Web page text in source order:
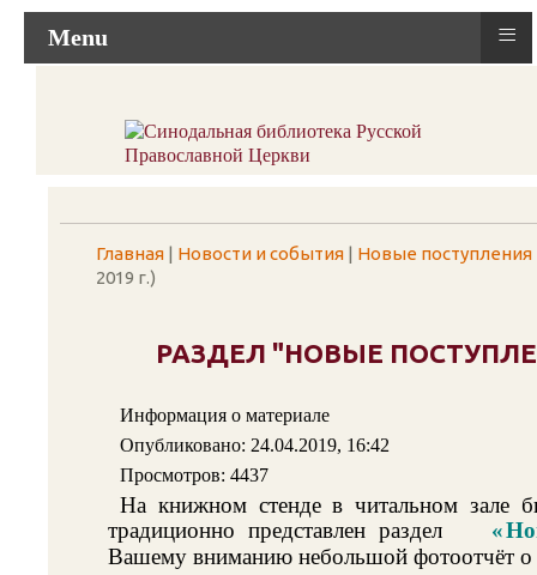
Главная | Новости и события | Новые поступления
2019 г.)
РАЗДЕЛ "НОВЫЕ
Информация о материале
Опубликовано: 24.04.2019, 16:42
Просмотров: 4437
На книжном стенде в читальном зале
традиционно представлен раздел
«
Вашему вниманию небольшой фотоотчёт о
Menu ≡